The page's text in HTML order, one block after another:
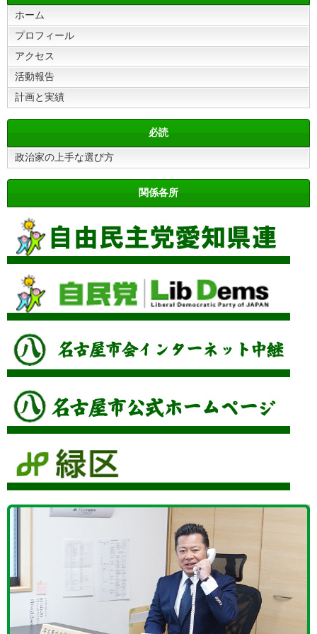
ホーム
プロフィール
アクセス
活動報告
計画と実績
必読
政治家の上手な選び方
関係各所